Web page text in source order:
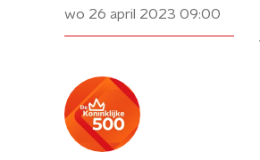
wo 26 april 2023 09:00